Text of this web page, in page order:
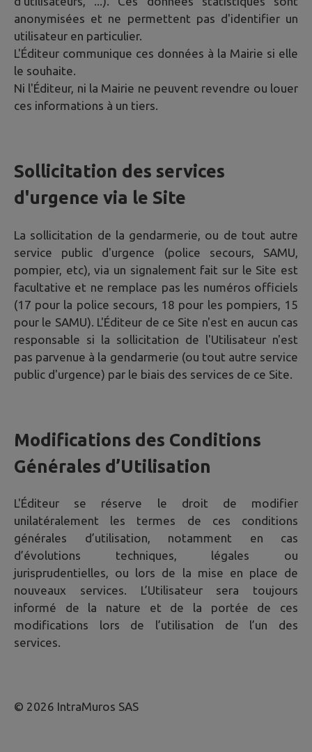
anonymisées et ne permettent pas d'identifier un
utilisateur en particulier.
L'Éditeur communique ces données à la Mairie si elle
le souhaite.
Ni l'Éditeur, ni la Mairie ne peuvent revendre ou louer
ces informations à un tiers.
Sollicitation des services
d'urgence via le Site
La sollicitation de la gendarmerie, ou de tout autre
service public d'urgence (police secours, SAMU,
pompier, etc), via un signalement fait sur le Site est
facultative et ne remplace pas les numéros officiels
(17 pour la police secours, 18 pour les pompiers, 15
pour le SAMU). L'Éditeur de ce Site n'est en aucun cas
responsable si la sollicitation de l'Utilisateur n'est
pas parvenue à la gendarmerie (ou tout autre service
public d'urgence) par le biais des services de ce Site.
Modifications des Conditions
Générales d’Utilisation
L'Éditeur se réserve le droit de modifier
unilatéralement les termes de ces conditions
générales d’utilisation, notamment en cas
d’évolutions techniques, légales ou
jurisprudentielles, ou lors de la mise en place de
nouveaux services. L’Utilisateur sera toujours
informé de la nature et de la portée de ces
modifications lors de l’utilisation de l’un des
services.
© 2026 IntraMuros SAS